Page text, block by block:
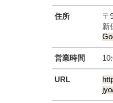
住所
〒
新
営業時間
URL